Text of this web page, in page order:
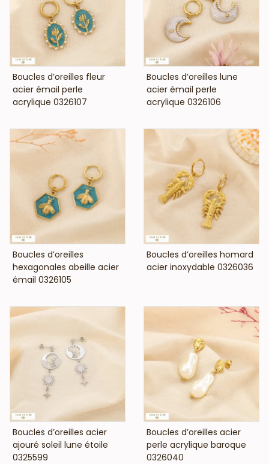
VOIR LE PRIX
Boucles d’oreilles fleur
acier émail perle
acrylique 0326107
VOIR LE PRIX
Boucles d’oreilles lune
acier émail perle
acrylique 0326106
VOIR LE PRIX
Boucles d’oreilles
hexagonales abeille acier
émail 0326105
VOIR LE PRIX
Boucles d’oreilles homard
acier inoxydable 0326036
VOIR LE PRIX
Boucles d’oreilles acier
ajouré soleil lune étoile
0325599
VOIR LE PRIX
Boucles d’oreilles acier
perle acrylique baroque
0326040